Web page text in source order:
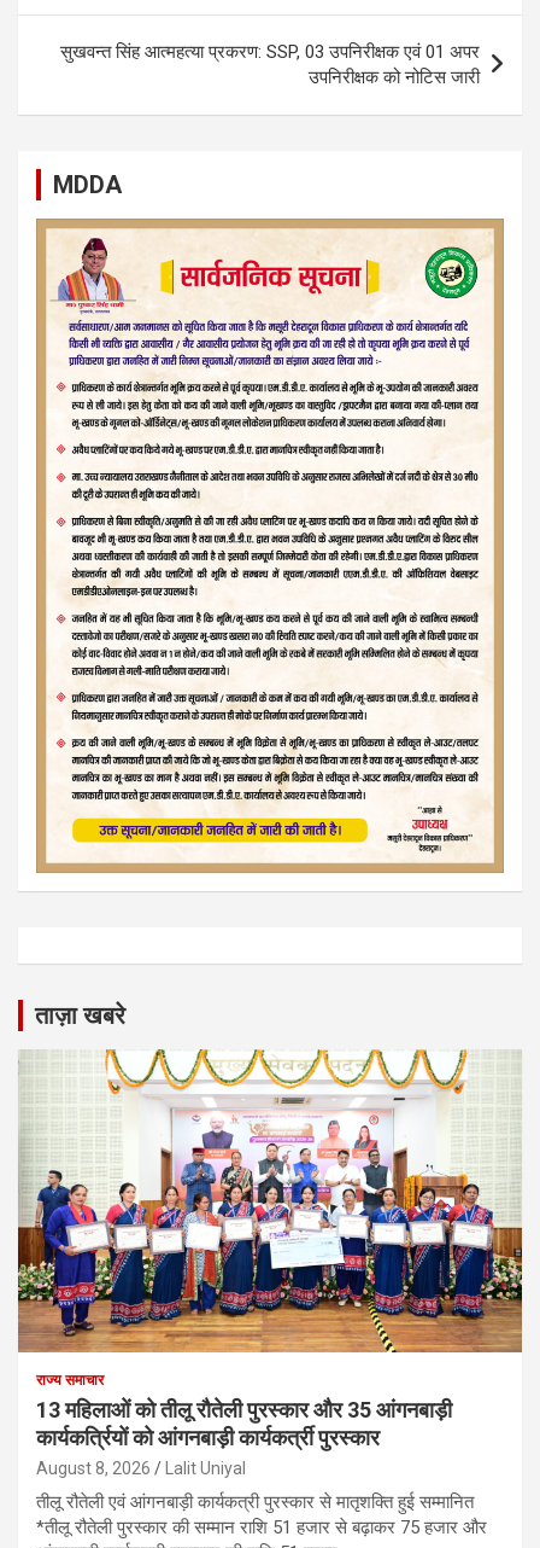
सुखवन्त सिंह आत्महत्या प्रकरण: SSP, 03 उपनिरीक्षक एवं 01 अपर
उपनिरीक्षक को नोटिस जारी
MDDA
ताज़ा खबरे
राज्य समाचार
13 महिलाओं को तीलू रौतेली पुरस्कार और 35 आंगनबाड़ी
कार्यकर्त्रियों को आंगनबाड़ी कार्यकर्त्री पुरस्कार
August 8, 2026 Lalit Uniyal
तीलू रौतेली एवं आंगनबाड़ी कार्यकत्री पुरस्कार से मातृशक्ति हुई सम्मानित
*तीलू रौतेली पुरस्कार की सम्मान राशि 51 हजार से बढ़ाकर 75 हजार और